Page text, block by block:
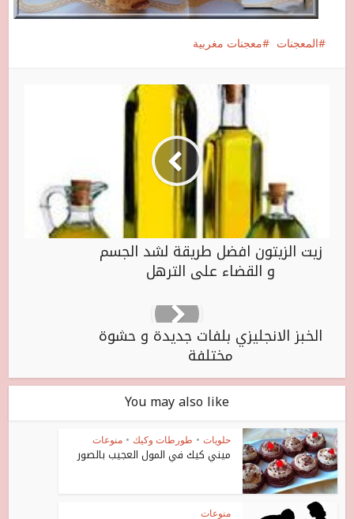
المعجنات معجنات مغربية
زيت الزيتون افضل طريقة لشد الجسم
و القضاء على الترهل
الخبز الانجليزي بلفات جديدة و حشوة
مختلفة
You may also like
حلويات • طورطات وكيك • منوعات
ميني كيك في المول العجيب بالصور
منوعات